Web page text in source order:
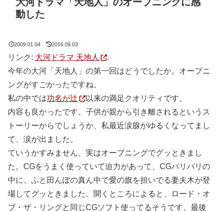
動した
2009.01.04 2016.09.03
リンク: 大河ドラマ 天地人
.
今年の大河「天地人」の第一回はどうでしたか。オープニ
ングがすごかったですね。
私の中では功名が辻
以来の満足クオリティです。
内容も良かったです。子供が親から引き離されるというス
トーリーからでしょうか、私最近涙腺がゆるくなってまし
て、涙が出ました。
ていうかすみません、実はオープニングでグッときまし
た。CGをうまく使っていて迫力があって、CGバリバリの
中に、ふと田んぼの真ん中で愛の旗を担いでる妻夫木が登
場してグッときました。聞くところによると、ロード・オ
ブ・ザ・リングと同じCGソフト使ってるそうです。最後